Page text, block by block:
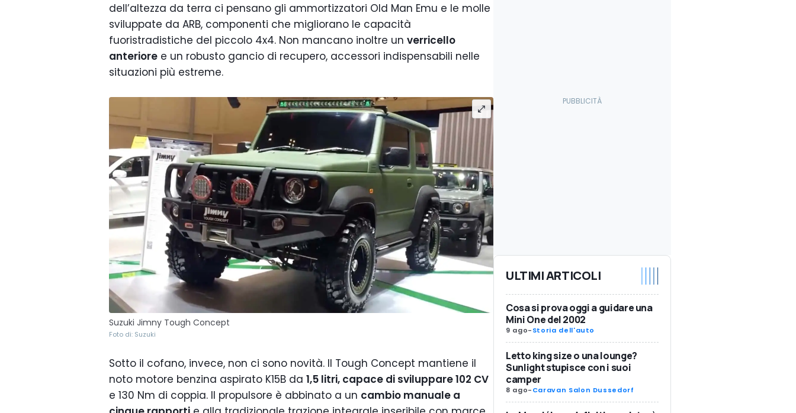
dell’altezza da terra ci pensano gli ammortizzatori Old Man Emu e le molle
sviluppate da ARB, componenti che migliorano le capacità
fuoristradistiche del piccolo 4x4. Non mancano inoltre un verricello
anteriore e un robusto gancio di recupero, accessori indispensabili nelle
situazioni più estreme.
Suzuki Jimny Tough Concept
Foto di: Suzuki
Sotto il cofano, invece, non ci sono novità. Il Tough Concept mantiene il
noto motore benzina aspirato K15B da 1,5 litri, capace di sviluppare 102 CV
e 130 Nm di coppia. Il propulsore è abbinato a un cambio manuale a
ULTIMI ARTICOLI
Cosa si prova oggi a guidare una
Mini One del 2002
9 ago-Storia dell'auto
Letto king size o una lounge?
Sunlight stupisce con i suoi
camper
8 ago-Caravan Salon Dussedorf